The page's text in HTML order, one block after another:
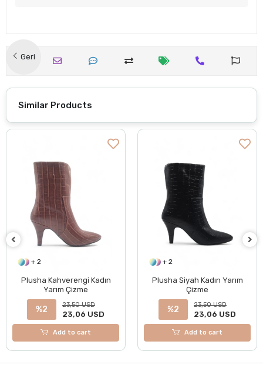
Geri
Similar Products
+ 2
Plusha Kahverengi Kadın
Yarım Çizme
%2 23,50 USD
23,06 USD
Add to cart
+ 2
Plusha Siyah Kadın Yarım
Çizme
%2 23,50 USD
23,06 USD
Add to cart